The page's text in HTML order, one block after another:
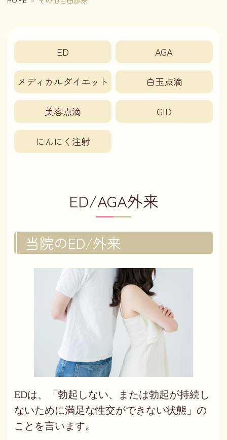
ED AGA
メディカルダイエット 白玉点滴
美容点滴 GID
にんにく注射
ED/AGA外来
当院のED/外来
EDは、「勃起しない、または勃起が持続し
ないために満足な性交ができない状態」の
ことを言います。